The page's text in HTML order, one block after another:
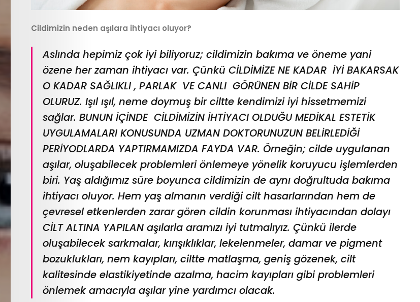
Cildimizin neden aşılara ihtiyacı oluyor?
Aslında hepimiz çok iyi biliyoruz; cildimizin bakıma ve öneme yani
özene her zaman ihtiyacı var. Çünkü CİLDİMİZE NE KADAR İYİ BAKARSAK
O KADAR SAĞLIKLI , PARLAK VE CANLI GÖRÜNEN BİR CİLDE SAHİP
OLURUZ. Işıl ışıl, neme doymuş bir ciltte kendimizi iyi hissetmemizi
sağlar. BUNUN İÇİNDE CİLDİMİZİN İHTİYACI OLDUĞU MEDİKAL ESTETİK
UYGULAMALARI KONUSUNDA UZMAN DOKTORUNUZUN BELİRLEDİĞİ
PERİYODLARDA YAPTIRMAMIZDA FAYDA VAR. Örneğin; cilde uygulanan
aşılar, oluşabilecek problemleri önlemeye yönelik koruyucu işlemlerden
biri. Yaş aldığımız süre boyunca cildimizin de aynı doğrultuda bakıma
ihtiyacı oluyor. Hem yaş almanın verdiği cilt hasarlarından hem de
çevresel etkenlerden zarar gören cildin korunması ihtiyacından dolayı
CİLT ALTINA YAPILAN aşılarla aramızı iyi tutmalıyız. Çünkü ilerde
oluşabilecek sarkmalar, kırışıklıklar, lekelenmeler, damar ve pigment
bozuklukları, nem kayıpları, ciltte matlaşma, geniş gözenek, cilt
kalitesinde elastikiyetinde azalma, hacim kayıpları gibi problemleri
önlemek amacıyla aşılar yine yardımcı olacak.